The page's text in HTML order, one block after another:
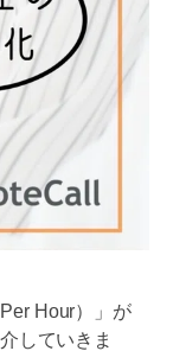
Hour）」が
していきま